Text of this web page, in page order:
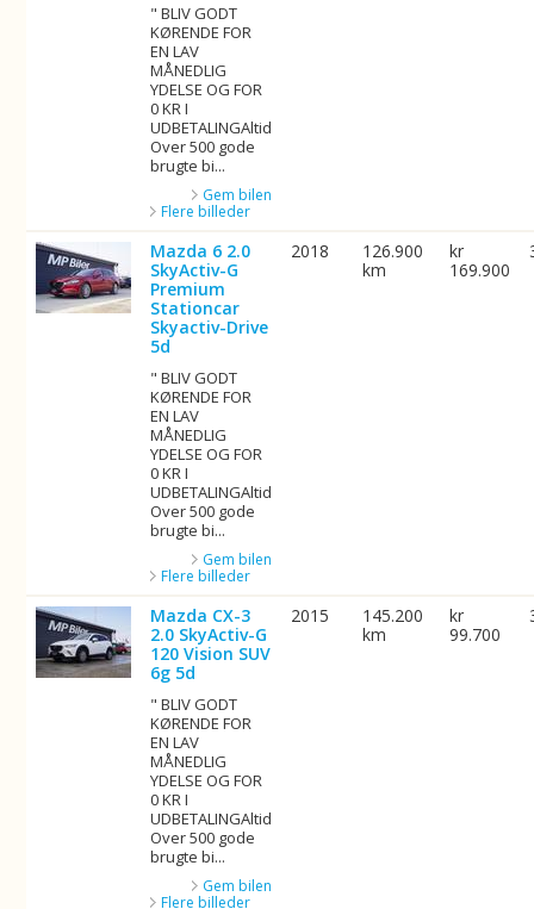
" BLIV GODT
KØRENDE FOR
EN LAV
MÅNEDLIG
YDELSE OG FOR
0 KR I
UDBETALINGAltid
Over 500 gode
brugte bi...
Gem bilen
Flere billeder
Mazda 6 2.0
SkyActiv-G
Premium
Stationcar
Skyactiv-Drive
5d
" BLIV GODT
KØRENDE FOR
EN LAV
MÅNEDLIG
YDELSE OG FOR
0 KR I
UDBETALINGAltid
Over 500 gode
brugte bi...
Gem bilen
Flere billeder
2018
126.900
km
kr
169.900
Mazda CX-3
2.0 SkyActiv-G
120 Vision SUV
6g 5d
" BLIV GODT
KØRENDE FOR
EN LAV
MÅNEDLIG
YDELSE OG FOR
0 KR I
UDBETALINGAltid
Over 500 gode
brugte bi...
Gem bilen
Flere billeder
2015
145.200
km
kr
99.700